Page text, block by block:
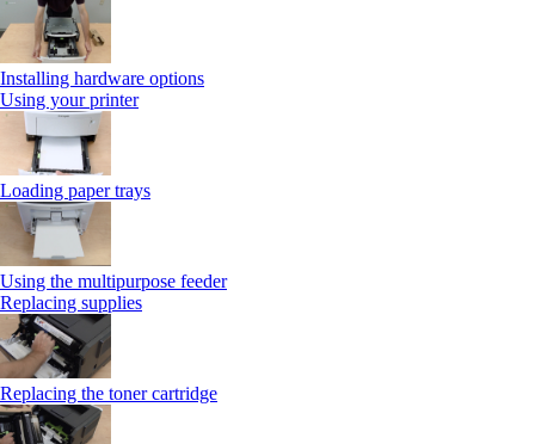
Installing hardware options
Using your printer
Loading paper trays
Using the multipurpose feeder
Replacing supplies
Replacing the toner cartridge